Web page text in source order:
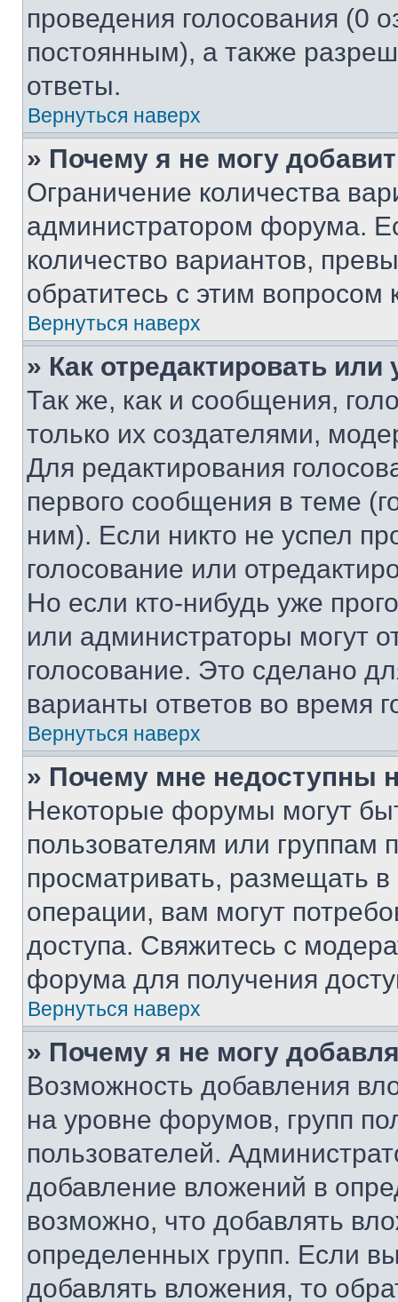
проведения голосования (0
постоянным), а также
ответы.
Вернуться наверх
» Почему я не могу
Ограничение количества
администратором форума.
количество вариантов,
обратитесь с этим вопросом
Вернуться наверх
» Как отредактировать
Так же, как и сообщения,
только их создателями,
Для редактирования
первого сообщения в теме
ним). Если никто не успел
голосование или
Но если кто-нибудь уже
или администраторы могут
голосование. Это сделано
варианты ответов во время
Вернуться наверх
» Почему мне недоступны
Некоторые форумы могут
пользователям или группам
просматривать, размещать
операции, вам могут
доступа. Свяжитесь с
форума для получения
Вернуться наверх
» Почему я не могу
Возможность добавления
на уровне форумов, групп
пользователей.
добавление вложений в
возможно, что добавлять
определенных групп. Если
добавлять вложения, то